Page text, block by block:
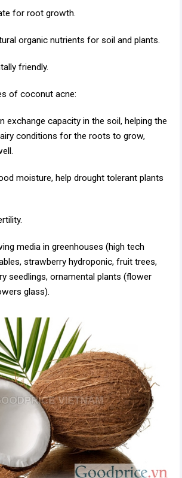
for root growth.
organic nutrients for soil and plants.
friendly.
of coconut acne:
exchange capacity in the soil, helping the
conditions for the roots to grow,
moisture, help drought tolerant plants
media in greenhouses (high tech
strawberry hydroponic, fruit trees,
seedlings, ornamental plants (flower
glass).